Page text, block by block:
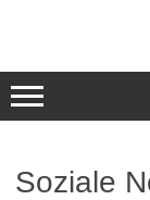
Soziale